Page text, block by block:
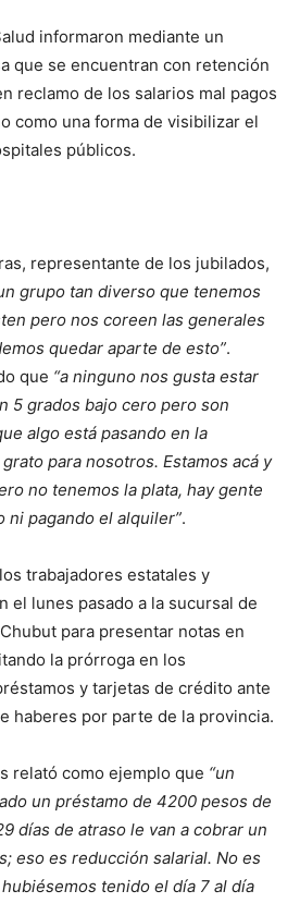
informaron mediante un
que se encuentran con retención
reclamo de los salarios mal pagos
como una forma de visibilizar el
públicos.
representante de los jubilados,
grupo tan diverso que tenemos
pero nos coreen las generales
quedar aparte de esto”.
que “a ninguno nos gusta estar
5 grados bajo cero pero son
algo está pasando en la
para nosotros. Estamos acá y
no tenemos la plata, hay gente
ni pagando el alquiler”.
trabajadores estatales y
el lunes pasado a la sucursal de
para presentar notas en
la prórroga en los
y tarjetas de crédito ante
haberes por parte de la provincia.
relató como ejemplo que “un
un préstamo de 4200 pesos de
días de atraso le van a cobrar un
eso es reducción salarial. No es
tenido el día 7 al día